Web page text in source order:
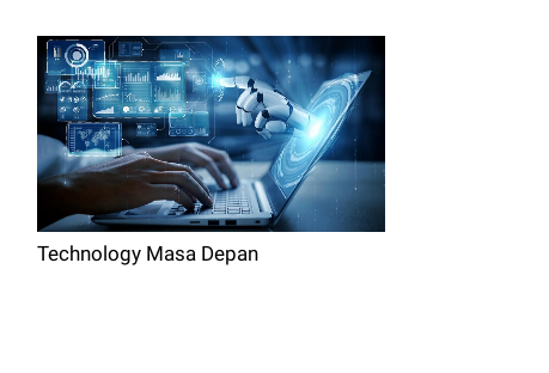
Technology Masa Depan